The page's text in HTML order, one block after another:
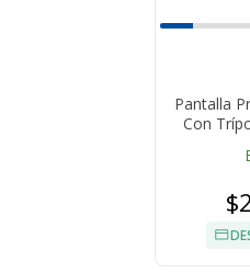
Pantalla
Con